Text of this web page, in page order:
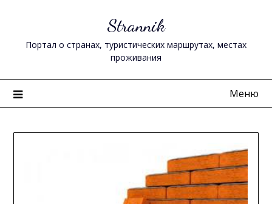
содержимому
Strannik
Портал о странах, туристических маршрутах, местах
проживания
Меню